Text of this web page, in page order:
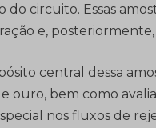
do circuito. Essas
e,
central dessa
ouro, bem como
nos fluxos de